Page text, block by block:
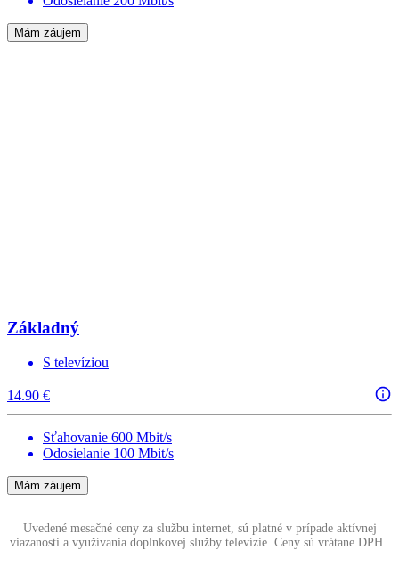
Mám záujem
Základný
S televíziou
14.90 €
Sťahovanie 600 Mbit/s
Odosielanie 100 Mbit/s
Mám záujem
Uvedené mesačné ceny za službu internet, sú platné v prípade aktívnej
viazanosti a využívania doplnkovej služby televízie. Ceny sú vrátane DPH.